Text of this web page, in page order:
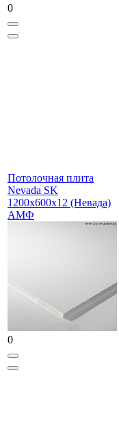
0
Потолочная плита
Nevada SK
1200x600x12 (Невада)
АМФ
0